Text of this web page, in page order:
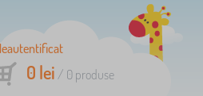
0 lei / 0 produse